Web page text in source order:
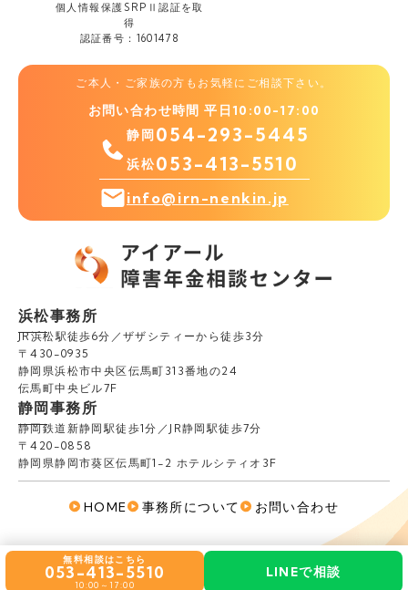
個人情報保護SRPⅡ認証を取
得
認証番号：1601478
ご本人・ご家族の方もお気軽にご相談下さい。
お問い合わせ時間 平日10:00-17:00
静岡054-293-5445
浜松053-413-5510
info@irn-nenkin.jp
浜松事務所
JR浜松駅徒歩6分／ザザシティーから徒歩3分
〒430-0935
静岡県浜松市中央区伝馬町313番地の24
伝馬町中央ビル7F
静岡事務所
静岡鉄道新静岡駅徒歩1分／JR静岡駅徒歩7分
〒420-0858
静岡県静岡市葵区伝馬町1-2 ホテルシティオ3F
HOME 事務所について お問い合わせ
Copyright (C) アイアール社会保険労務士法人.
All Rights Reserved.
無料相談はこちら
053-413-5510
10:00～17:00
LINEで相談